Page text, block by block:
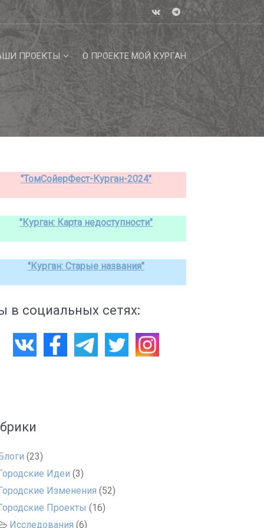
ПРОЕКТЫ О ПРОЕКТЕ МОЙ КУРГАН
"ТомСойерФест-Курган-2024"
"Курган: Карта недоступности"
"Курган: Старые названия"
в социальных сетях:
(23)
Идеи (3)
Изменения (52)
Проекты (16)
Исследования (6)